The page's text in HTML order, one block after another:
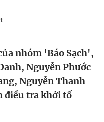
24h
360
nhóm 'Báo Sạch',
Nguyễn Phước
Nguyễn Thanh
điều tra khởi tố